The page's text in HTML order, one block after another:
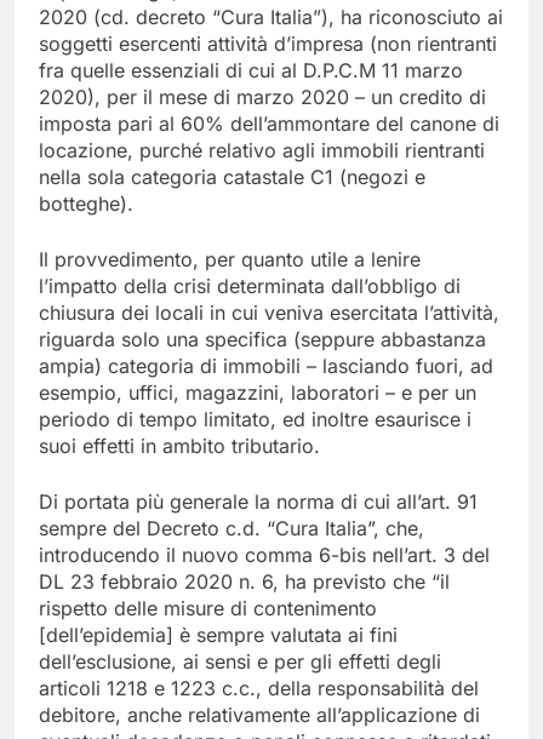
2020 (cd. decreto “Cura Italia”), ha riconosciuto ai
soggetti esercenti attività d’impresa (non rientranti
fra quelle essenziali di cui al D.P.C.M 11 marzo
2020), per il mese di marzo 2020 – un credito di
imposta pari al 60% dell’ammontare del canone di
locazione, purché relativo agli immobili rientranti
nella sola categoria catastale C1 (negozi e
botteghe).
Il provvedimento, per quanto utile a lenire
l’impatto della crisi determinata dall’obbligo di
chiusura dei locali in cui veniva esercitata l’attività,
riguarda solo una specifica (seppure abbastanza
ampia) categoria di immobili – lasciando fuori, ad
esempio, uffici, magazzini, laboratori – e per un
periodo di tempo limitato, ed inoltre esaurisce i
suoi effetti in ambito tributario.
Di portata più generale la norma di cui all’art. 91
sempre del Decreto c.d. “Cura Italia”, che,
introducendo il nuovo comma 6-bis nell’art. 3 del
DL 23 febbraio 2020 n. 6, ha previsto che “il
rispetto delle misure di contenimento
[dell’epidemia] è sempre valutata ai fini
dell’esclusione, ai sensi e per gli effetti degli
articoli 1218 e 1223 c.c., della responsabilità del
debitore, anche relativamente all’applicazione di